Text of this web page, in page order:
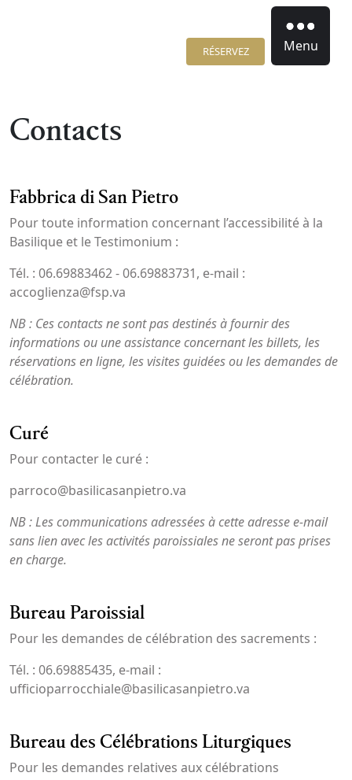
RÉSERVEZ Menu
Contacts
Fabbrica di San Pietro
Pour toute information concernant l’accessibilité à la
Basilique et le Testimonium :
Tél. : 06.69883462 - 06.69883731, e-mail :
accoglienza@fsp.va
NB : Ces contacts ne sont pas destinés à fournir des
informations ou une assistance concernant les billets, les
réservations en ligne, les visites guidées ou les demandes de
célébration.
Curé
Pour contacter le curé :
parroco@basilicasanpietro.va
NB : Les communications adressées à cette adresse e-mail
sans lien avec les activités paroissiales ne seront pas prises
en charge.
Bureau Paroissial
Pour les demandes de célébration des sacrements :
Tél. : 06.69885435, e-mail :
ufficioparrocchiale@basilicasanpietro.va
Bureau des Célébrations Liturgiques
Pour les demandes relatives aux célébrations